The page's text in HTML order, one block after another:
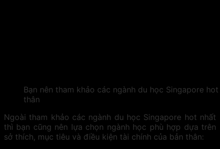
Bạn nên tham khảo các ngành du học Singapore
thân
Ngoài tham khảo các ngành du học Singapore hot nhất
thì bạn cũng nên lựa chọn ngành học phù hợp dựa trên
sở thích, mục tiêu và điều kiện tài chính của bản thân: